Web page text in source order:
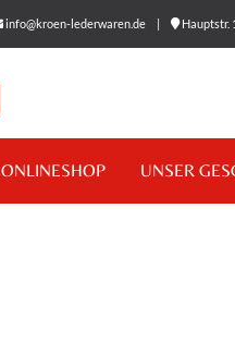
info@kroen-lederwaren.de | Hauptstr.
ONLINESHOP UNSER